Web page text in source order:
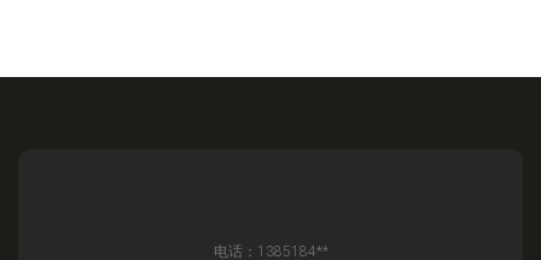
电话：1385184**